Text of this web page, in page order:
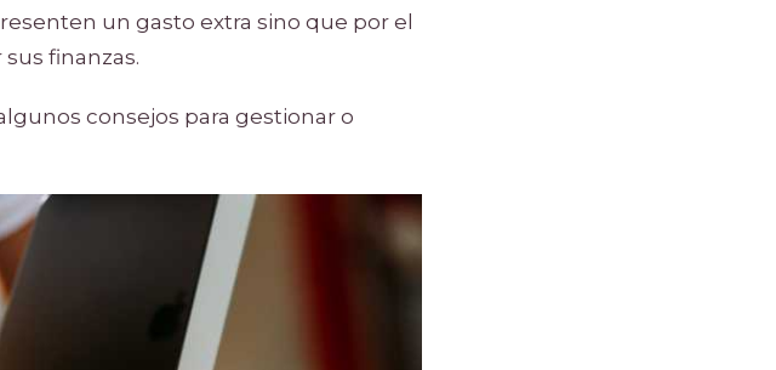
un gasto extra sino que por el
finanzas.
consejos para gestionar o